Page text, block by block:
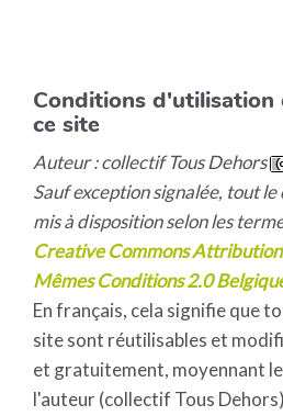
Conditions d'utilisation
ce site
Auteur : collectif Tous Dehors
Sauf exception signalée, tout
mis à disposition selon les
Creative Commons Attribution
Mêmes Conditions 2.0
En français, cela signifie que
site sont réutilisables et
et gratuitement, moyennant
l'auteur (collectif Tous